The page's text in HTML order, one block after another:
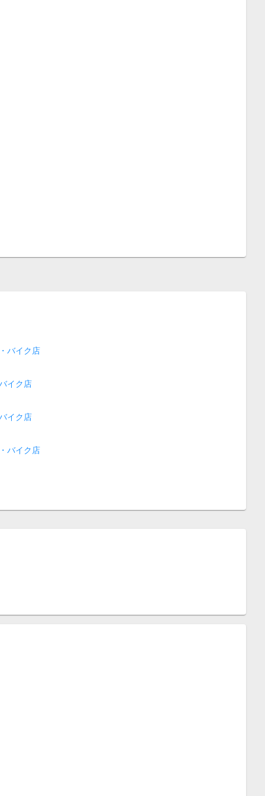
バイク店
イク店
イク店
バイク店